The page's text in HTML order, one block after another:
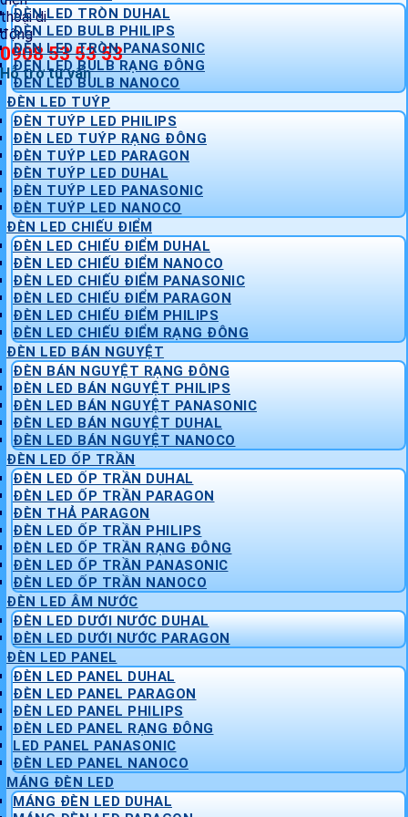
0908 53 53 53
Hỗ trợ tư vấn
ĐÈN LED TRÒN DUHAL
ĐÈN LED BULB PHILIPS
ĐÈN LED TRÒN PANASONIC
ĐÈN LED BULB RẠNG ĐÔNG
ĐÈN LED BULB NANOCO
ĐÈN LED TUÝP
ĐÈN TUÝP LED PHILIPS
ĐÈN LED TUÝP RẠNG ĐÔNG
ĐÈN TUÝP LED PARAGON
ĐÈN TUÝP LED DUHAL
ĐÈN TUÝP LED PANASONIC
ĐÈN TUÝP LED NANOCO
ĐÈN LED CHIẾU ĐIỂM
ĐÈN LED CHIẾU ĐIỂM DUHAL
ĐÈN LED CHIẾU ĐIỂM NANOCO
ĐÈN LED CHIẾU ĐIỂM PANASONIC
ĐÈN LED CHIẾU ĐIỂM PARAGON
ĐÈN LED CHIẾU ĐIỂM PHILIPS
ĐÈN LED CHIẾU ĐIỂM RẠNG ĐÔNG
ĐÈN LED BÁN NGUYỆT
ĐÈN BÁN NGUYỆT RẠNG ĐÔNG
ĐÈN LED BÁN NGUYỆT PHILIPS
ĐÈN LED BÁN NGUYỆT PANASONIC
ĐÈN LED BÁN NGUYỆT DUHAL
ĐÈN LED BÁN NGUYỆT NANOCO
ĐÈN LED ỐP TRẦN
ĐÈN LED ỐP TRẦN DUHAL
ĐÈN LED ỐP TRẦN PARAGON
ĐÈN THẢ PARAGON
ĐÈN LED ỐP TRẦN PHILIPS
ĐÈN LED ỐP TRẦN RẠNG ĐÔNG
ĐÈN LED ỐP TRẦN PANASONIC
ĐÈN LED ỐP TRẦN NANOCO
ĐÈN LED ÂM NƯỚC
ĐÈN LED DƯỚI NƯỚC DUHAL
ĐÈN LED DƯỚI NƯỚC PARAGON
ĐÈN LED PANEL
ĐÈN LED PANEL DUHAL
ĐÈN LED PANEL PARAGON
ĐÈN LED PANEL PHILIPS
ĐÈN LED PANEL RẠNG ĐÔNG
LED PANEL PANASONIC
ĐÈN LED PANEL NANOCO
MÁNG ĐÈN LED
MÁNG ĐÈN LED DUHAL